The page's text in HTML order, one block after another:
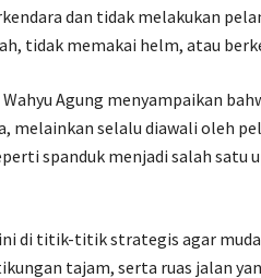
dan tidak melakukan
tidak memakai helm, atau
Agung menyampaikan
melainkan selalu diawali oleh
spanduk menjadi salah satu
ini di titik-titik strategis agar
tajam, serta ruas jalan